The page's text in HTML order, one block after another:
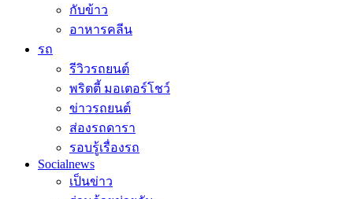
กับข้าว
อาหารคลีน
รถ
รีวิวรถยนต์
พริตตี้ มอเตอร์โชว์
ข่าวรถยนต์
ส่องรถดารา
รอบรู้เรื่องรถ
Socialnews
เป็นข่าว